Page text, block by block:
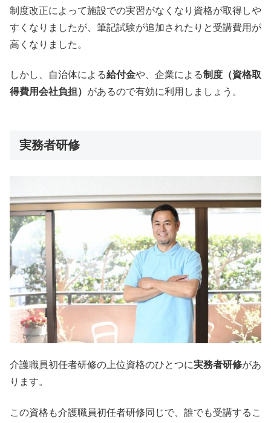
制度改正によって施設での実習がなくなり資格が取得しや
すくなりましたが、筆記試験が追加されたりと受講費用が
高くなりました。
しかし、自治体による給付金や、企業による制度（資格取
得費用会社負担） があるので有効に利用しましょう。
実務者研修
介護職員初任者研修の上位資格のひとつに実務者研修があ
ります。
この資格も介護職員初任者研修同じで、誰でも受講するこ